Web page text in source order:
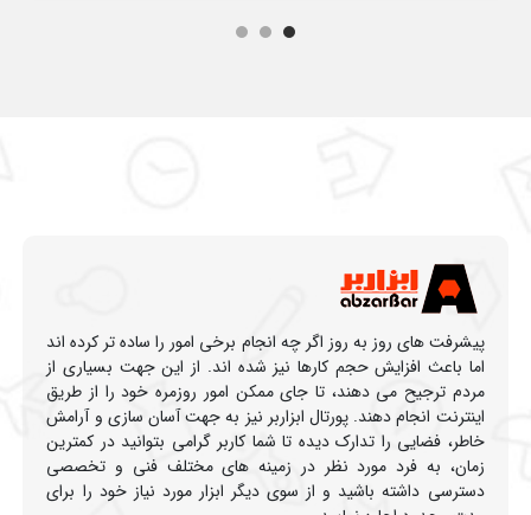
پیشرفت های روز به روز اگر چه انجام برخی امور را ساده تر کرده اند
اما باعث افزایش حجم کارها نیز شده اند. از این جهت بسیاری از
مردم ترجیح می دهند، تا جای ممکن امور روزمره خود را از طریق
اینترنت انجام دهند. پورتال ابزاربر نیز به جهت آسان سازی و آرامش
خاطر، فضایی را تدارک دیده تا شما کاربر گرامی بتوانید در کمترین
زمان، به فرد مورد نظر در زمینه های مختلف فنی و تخصصی
دسترسی داشته باشید و از سوی دیگر ابزار مورد نیاز خود را برای